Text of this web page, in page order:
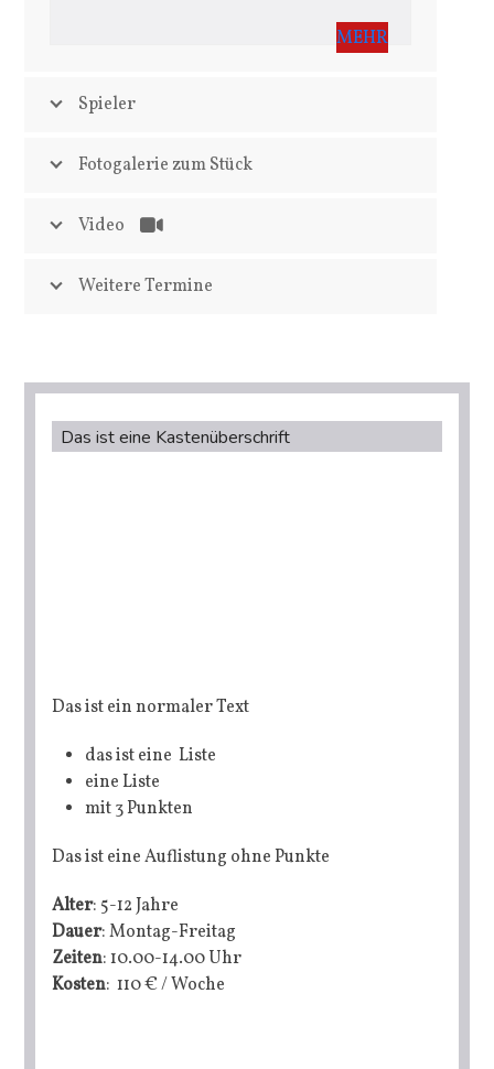
MEHR
Spieler
Fotogalerie zum Stück
Video
Weitere Termine
Das ist eine Kastenüberschrift
Das ist ein normaler Text
das ist eine Liste
eine Liste
mit 3 Punkten
Das ist eine Auflistung ohne Punkte
Alter: 5-12 Jahre
Dauer: Montag-Freitag
Zeiten: 10.00-14.00 Uhr
Kosten: 110 € / Woche